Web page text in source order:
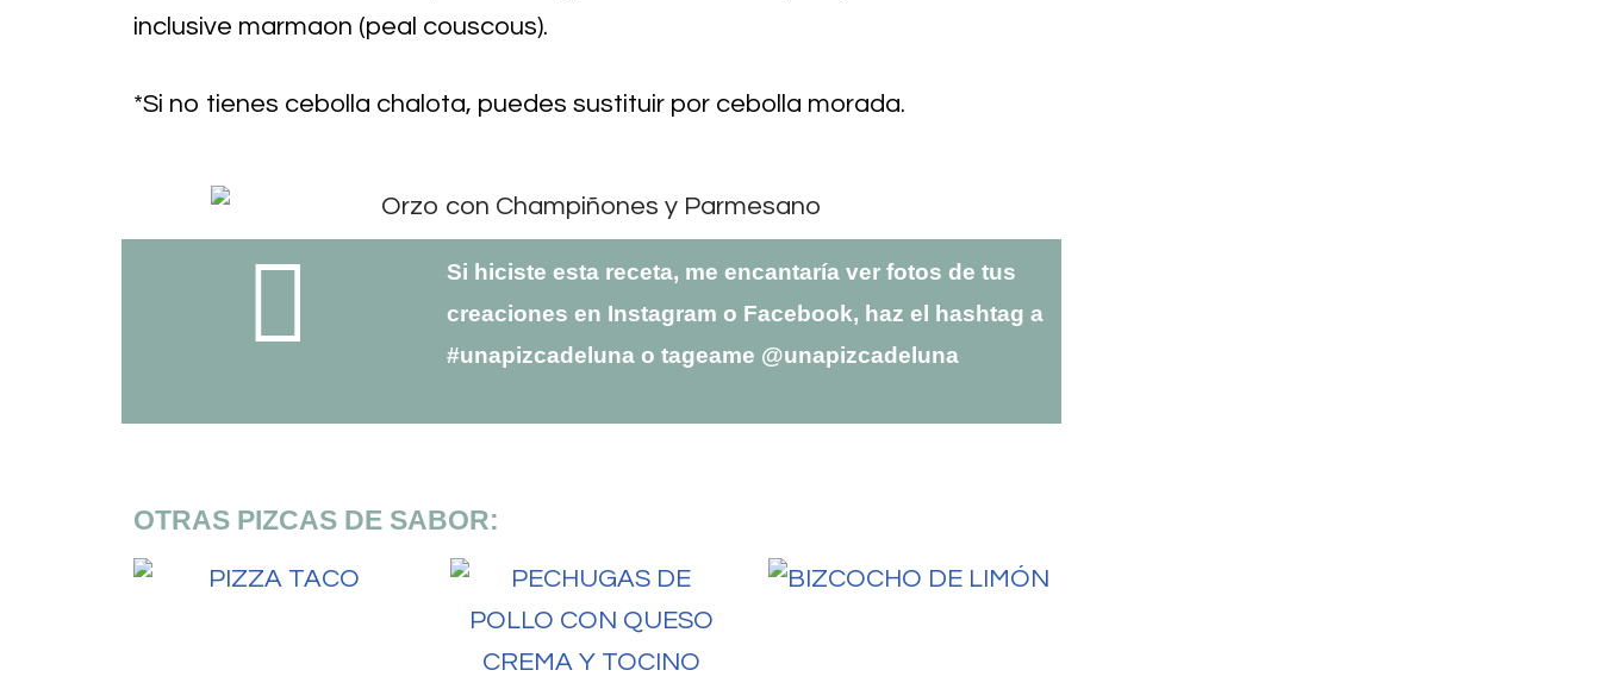
inclusive marmaon (peal couscous).
*Si no tienes cebolla chalota, puedes sustituir por cebolla morada.
Si hiciste esta receta, me encantaría ver fotos de tus
creaciones en Instagram o Facebook, haz el hashtag a
#unapizcadeluna o tageame @unapizcadeluna
OTRAS PIZCAS DE SABOR: